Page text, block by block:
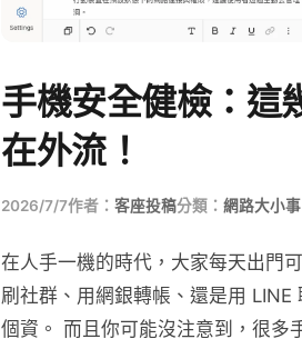
手機安全健檢：這
在外流！
2026/7/7作者： 客座投稿分類： 網路大小事
在人手一機的時代，大家每天出門
刷社群、用網銀轉帳、還是用
個資。 而且你可能沒注意到，很多